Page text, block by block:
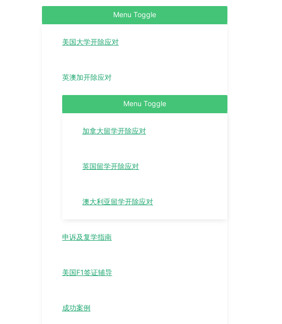
Menu Toggle
美国大学开除应对
英澳加开除应对
Menu Toggle
加拿大留学开除应对
英国留学开除应对
澳大利亚留学开除应对
申诉及复学指南
美国F1签证辅导
成功案例